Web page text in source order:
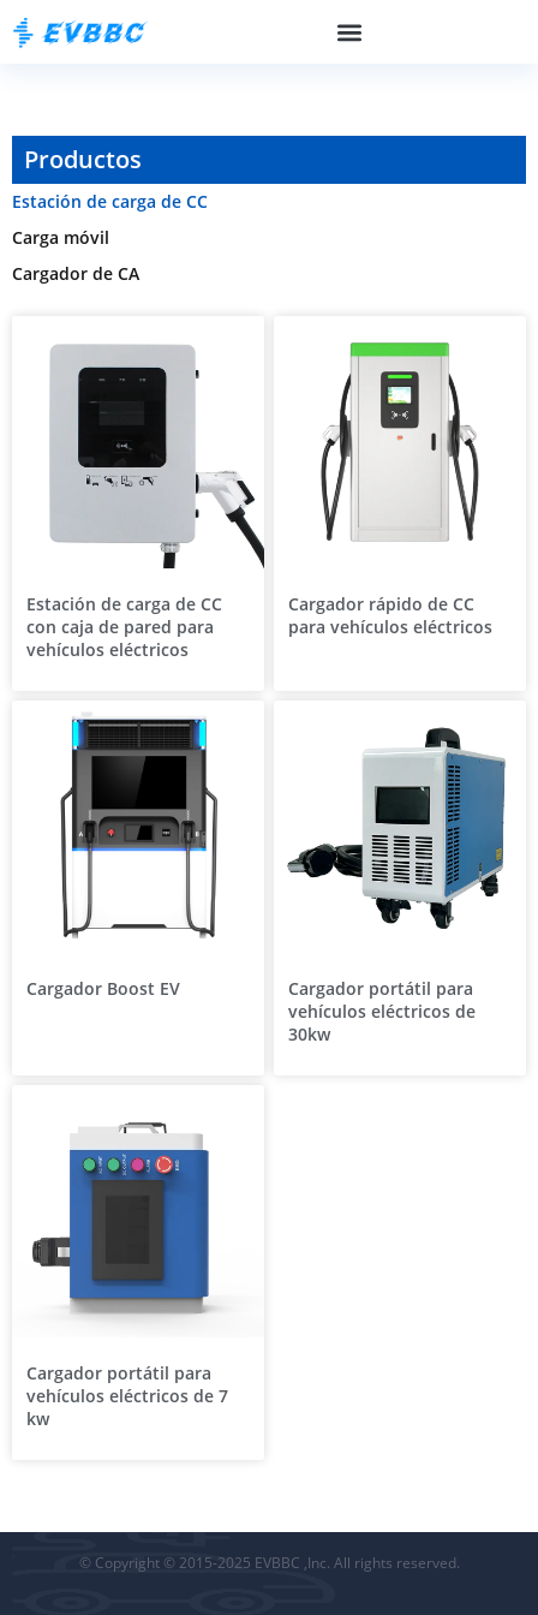
Productos
Estación de carga de CC
Carga móvil
Cargador de CA
Estación de carga de CC
con caja de pared para
vehículos eléctricos
Cargador rápido de CC
para vehículos eléctricos
Cargador Boost EV
Cargador portátil para
vehículos eléctricos de
30kw
Cargador portátil para
vehículos eléctricos de 7
kw
© Copyright © 2015-2025 EVBBC ,Inc. All rights reserved.